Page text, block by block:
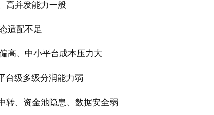
高并发能力一般
适配不足
高、中小平台成本压力大
台级多级分润能力弱
转、资金池隐患、数据安全弱